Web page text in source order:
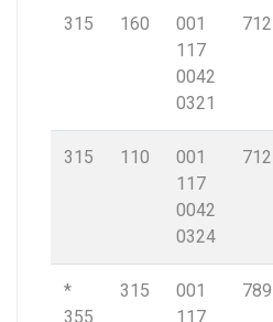
315 160
001
117
0042
0321
712
315 110
001
117
0042
0324
712
*
355
315
001
117
789